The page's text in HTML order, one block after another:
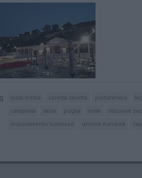
isola d'elba caretta caretta portoferraio
campania
lazio puglia roma stazione
inquinamento luminoso
unione europea